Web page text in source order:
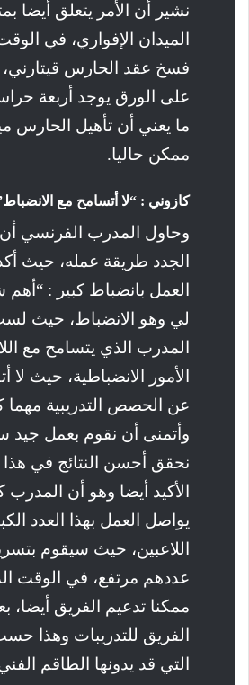
نشير أن الأمر يتعلق أيضا
الميدان الإفواري، في
فسخ عقد الحارس قيتارني،
على الورق يوجد أربعة
ما يعني أن تأهيل الحارس
ممكن حاليا.
كازوني : “لا أتسامح مع
وحاول المدرب الفرنسي أن
الجدد طريقة عمله، حيث
العمل بانضباط كبير :
لي وهو الانضباط، حيث
المدرب الذي يتسامح مع
الأمور الانضباطية، حيث لا
عن الحصص التدريبية مهما
وأتمنى أن نقوم بعمل جيد
نحقق أحسن النتائج في
الأكيد أيضا وهو أن المدرب
يواصل العمل بهذا العدد
اللاعبين، حيث سيقوم
عددهم مرتفع، في الوقت
ممكنا تدعيم الفريق أيضا،
الفريق للتدريبات وهذا
التي قد يدونها الطاقم